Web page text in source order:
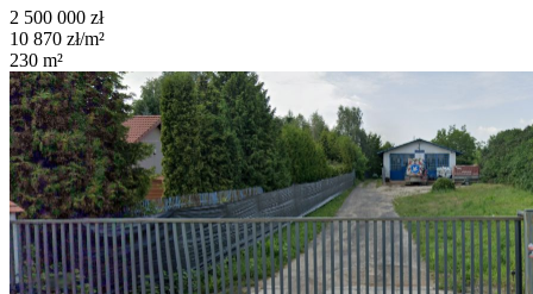
2 500 000 zł
10 870 zł/m²
230 m²